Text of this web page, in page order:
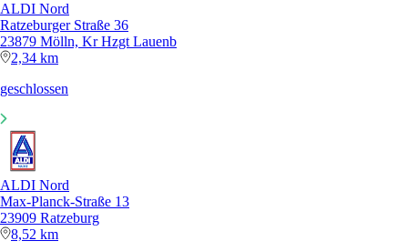
ALDI Nord
Ratzeburger Straße 36
23879 Mölln, Kr Hzgt Lauenb
2,34 km
geschlossen
ALDI Nord
Max-Planck-Straße 13
23909 Ratzeburg
8,52 km